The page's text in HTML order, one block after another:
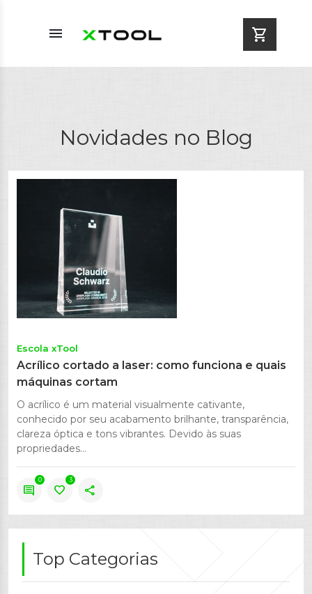
menu shopping_cart
Novidades no Blog
Escola xTool
Acrílico cortado a laser: como funciona e quais
máquinas cortam
O acrílico é um material visualmente cativante,
conhecido por seu acabamento brilhante, transparência,
clareza óptica e tons vibrantes. Devido às suas
propriedades...
comment
0
favorite
3
share
Top Categorias